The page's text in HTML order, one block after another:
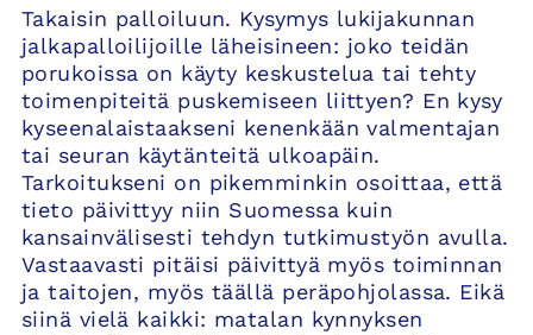
Takaisin palloiluun. Kysymys lukijakunnan
jalkapalloilijoille läheisineen: joko teidän
porukoissa on käyty keskustelua tai tehty
toimenpiteitä puskemiseen liittyen? En kysy
kyseenalaistaakseni kenenkään valmentajan
tai seuran käytänteitä ulkoapäin.
Tarkoitukseni on pikemminkin osoittaa, että
tieto päivittyy niin Suomessa kuin
kansainvälisesti tehdyn tutkimustyön avulla.
Vastaavasti pitäisi päivittyä myös toiminnan
ja taitojen, myös täällä peräpohjolassa. Eikä
siinä vielä kaikki: matalan kynnyksen